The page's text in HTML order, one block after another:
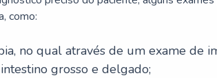
como:
no qual através de um exame de
grosso e delgado;